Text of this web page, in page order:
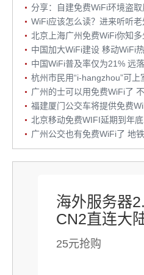
分享：自建免费WiFi环境盗
WiFi应该怎么读？进来听听老
北京上海广州免费WiFi你知多
中国加大WiFi建设 移动WiFi
中国WiFi普及率仅为21% 远
杭州市民用“i-hangzhou”可
广州的士可以用免费WiFi了
福建厦门公交车将提供免费
北京移动免费WIFI延期到年
广州公交也有免费WiFi了 地
海外服务器
CN2直连大
25元抢购